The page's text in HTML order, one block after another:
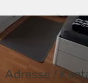
Adresse /